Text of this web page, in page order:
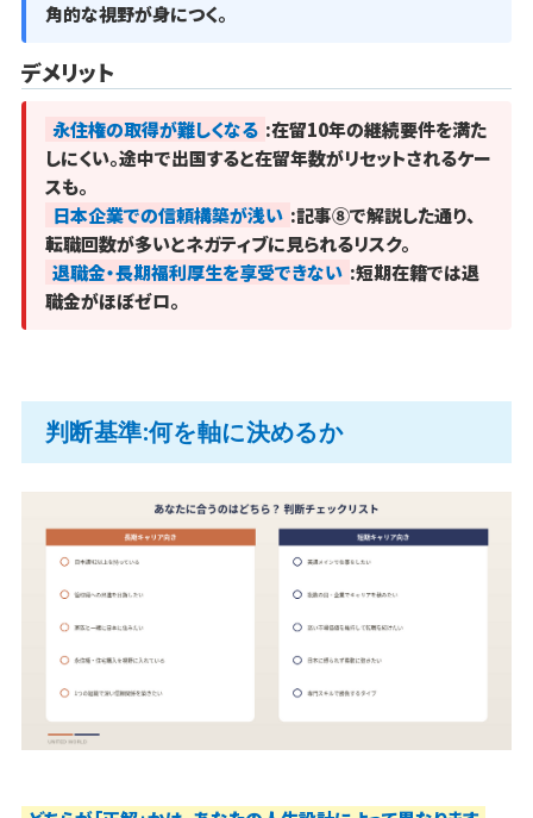
角的な視野が身につく。
デメリット
永住権の取得が難しくなる :在留10年の継続要件を満た
しにくい。途中で出国すると在留年数がリセットされるケー
スも。
日本企業での信頼構築が浅い :記事⑧で解説した通り、
転職回数が多いとネガティブに見られるリスク。
退職金・長期福利厚生を享受できない :短期在籍では退
職金がほぼゼロ。
判断基準:何を軸に決めるか